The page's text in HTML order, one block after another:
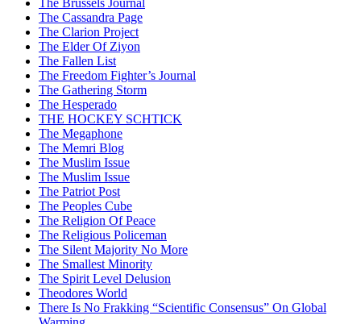
The Brussels Journal
The Cassandra Page
The Clarion Project
The Elder Of Ziyon
The Fallen List
The Freedom Fighter’s Journal
The Gathering Storm
The Hesperado
THE HOCKEY SCHTICK
The Megaphone
The Memri Blog
The Muslim Issue
The Muslim Issue
The Patriot Post
The Peoples Cube
The Religion Of Peace
The Religious Policeman
The Silent Majority No More
The Smallest Minority
The Spirit Level Delusion
Theodores World
There Is No Frakking “Scientific Consensus” On Global